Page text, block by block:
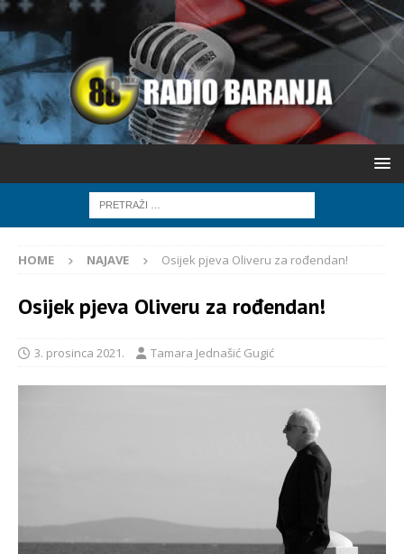
HOME NAJAVE Osijek pjeva Oliveru za rođendan!
Osijek pjeva Oliveru za rođendan!
3. prosinca 2021. Tamara Jednašić Gugić